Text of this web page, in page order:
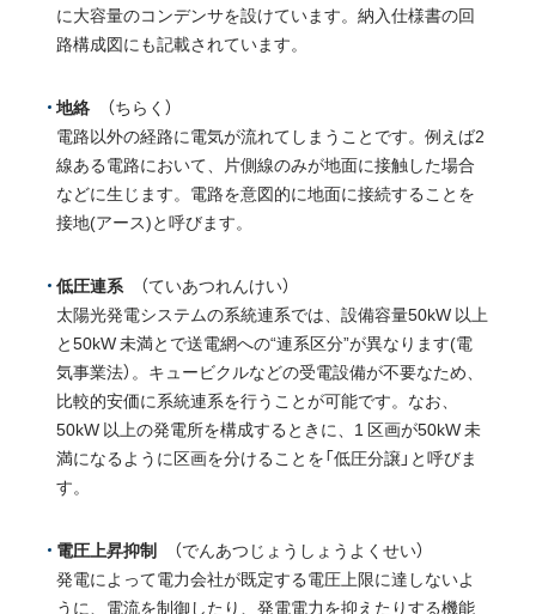
に大容量のコンデンサを設けています。納入仕様書の回
路構成図にも記載されています。
地絡（ちらく）
電路以外の経路に電気が流れてしまうことです。例えば2
線ある電路において、片側線のみが地面に接触した場合
などに生じます。電路を意図的に地面に接続することを
接地(アース)と呼びます。
低圧連系 （ていあつれんけい）
太陽光発電システムの系統連系では、設備容量50kW 以上
と50kW 未満とで送電網への“連系区分”が異なります(電
気事業法）。キュービクルなどの受電設備が不要なため、
比較的安価に系統連系を行うことが可能です。なお、
50kW 以上の発電所を構成するときに、1 区画が50kW 未
満になるように区画を分けることを「低圧分譲」と呼びま
す。
電圧上昇抑制 （でんあつじょうしょうよくせい）
発電によって電力会社が既定する電圧上限に達しないよ
うに、電流を制御したり、発電電力を抑えたりする機能